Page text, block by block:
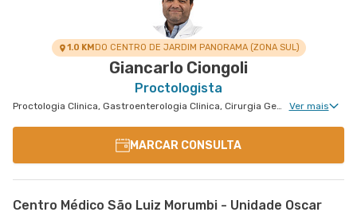
1.0 KMDO CENTRO DE JARDIM PANORAMA (ZONA SUL)
Giancarlo Ciongoli
Proctologista
Proctologia Clinica, Gastroenterologia Clinica, Cirurgia Geral, Cirurgia Bariátrica, Cirurgia do Aparelho Digestivo, Cirurgia Oncológica do Aparelho Digestivo Ver mais
MARCAR CONSULTA
Centro Médico São Luiz Morumbi - Unidade Oscar